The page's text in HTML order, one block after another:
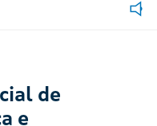
de
e